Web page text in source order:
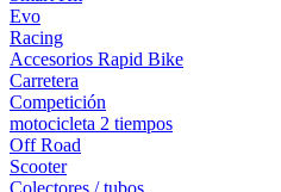
Evo
Racing
Accesorios Rapid Bike
Carretera
Competición
motocicleta 2 tiempos
Off Road
Scooter
Colectores / tubos